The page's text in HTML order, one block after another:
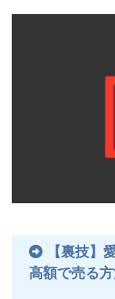
【裏技】
高額で売る